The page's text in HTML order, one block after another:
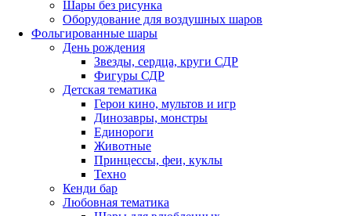
Шары без рисунка
Оборудование для воздушных шаров
Фольгированные шары
День рождения
Звезды, сердца, круги СДР
Фигуры СДР
Детская тематика
Герои кино, мультов и игр
Динозавры, монстры
Единороги
Животные
Принцессы, феи, куклы
Техно
Кенди бар
Любовная тематика